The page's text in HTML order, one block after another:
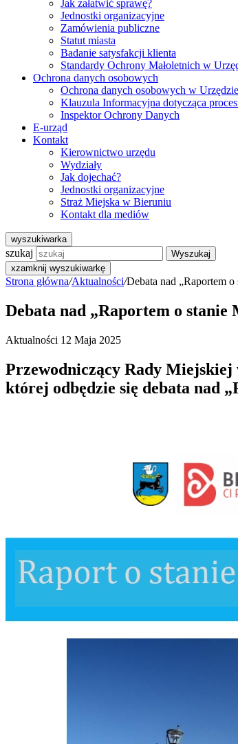
Jak załatwić sprawę?
Jednostki organizacyjne
Zamówienia publiczne
Statut miasta
Badanie satysfakcji klienta
Standardy Ochrony Małoletnich w
Ochrona danych osobowych
Ochrona danych osobowych w
Klauzula Informacyjna dotycząca
Inspektor Ochrony Danych
E-urząd
Kontakt
Kierownictwo urzędu
Wydziały
Jak dojechać?
Jednostki organizacyjne
Straż Miejska w Bieruniu
Kontakt dla mediów
wyszukiwarka
szukaj
Wyszukaj
xzamknij wyszukiwarkę
Strona główna/Aktualności/Debata nad „Raportem
Debata nad „Raportem o stanie
Aktualności 12 Maja 2025
Przewodniczący Rady Miejskiej
której odbędzie się debata nad